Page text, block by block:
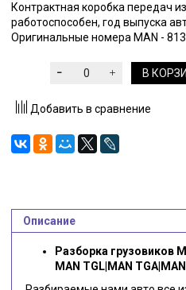
Контрактная коробка передач
работоспособен, год выпуска
Оригинальные номера MAN -
В
Добавить в сравнение
Описание
Разборка грузовиков
MAN TGL|MAN